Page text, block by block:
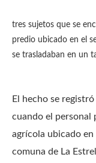
tres sujetos que se
predio ubicado en el
se trasladaban en un
El hecho se
cuando el personal
agrícola ubicado
comuna de La